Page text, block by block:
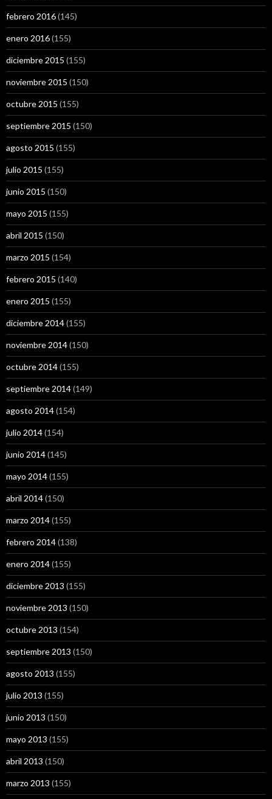
febrero 2016(145)
enero 2016(155)
diciembre 2015 (155)
noviembre 2015 (150)
octubre 2015 (155)
septiembre 2015 (150)
agosto 2015 (155)
julio 2015 (155)
junio 2015 (150)
mayo 2015 (155)
abril 2015 (150)
marzo 2015 (154)
febrero 2015 (140)
enero 2015 (155)
diciembre 2014(155)
noviembre 2014(150)
octubre 2014(155)
septiembre 2014(149)
agosto 2014(154)
julio 2014(154)
junio 2014(145)
mayo 2014(155)
abril 2014(150)
marzo 2014(155)
febrero 2014(138)
enero 2014(155)
diciembre 2013 (155)
noviembre 2013 (150)
octubre 2013 (154)
septiembre 2013 (150)
agosto 2013 (155)
julio 2013 (155)
junio 2013 (150)
mayo 2013 (155)
abril 2013 (150)
marzo 2013 (155)